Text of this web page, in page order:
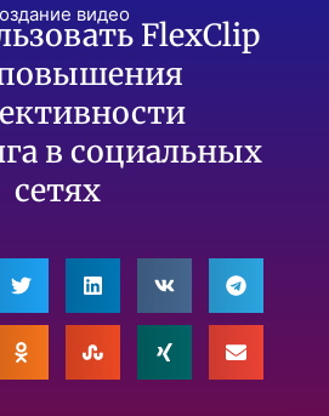
видео
FlexClip
в социальных
сетях